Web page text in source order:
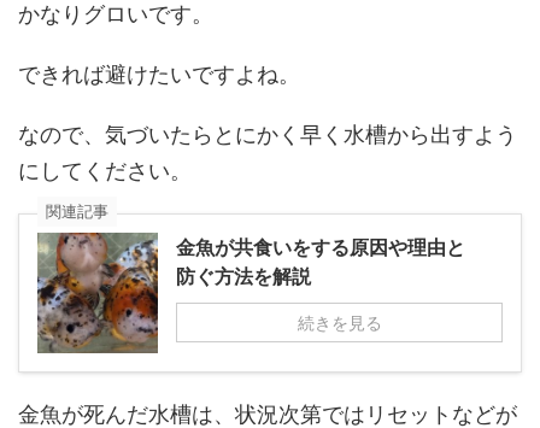
かなりグロいです。
できれば避けたいですよね。
なので、気づいたらとにかく早く水槽から出すよう
にしてください。
関連記事
金魚が共食いをする原因や理由と
防ぐ方法を解説
続きを見る
金魚が死んだ水槽は、状況次第ではリセットなどが